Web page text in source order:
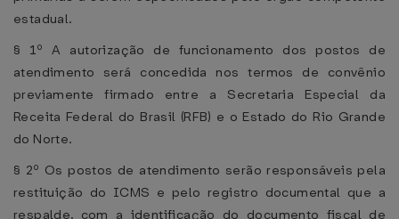
estadual.
§ 1º A autorização de funcionamento dos postos de
atendimento será concedida nos termos de convênio
previamente firmado entre a Secretaria Especial da
Receita Federal do Brasil (RFB) e o Estado do Rio Grande
do Norte.
§ 2º Os postos de atendimento serão responsáveis pela
restituição do ICMS e pelo registro documental que a
respalde, com a identificação do documento fiscal de